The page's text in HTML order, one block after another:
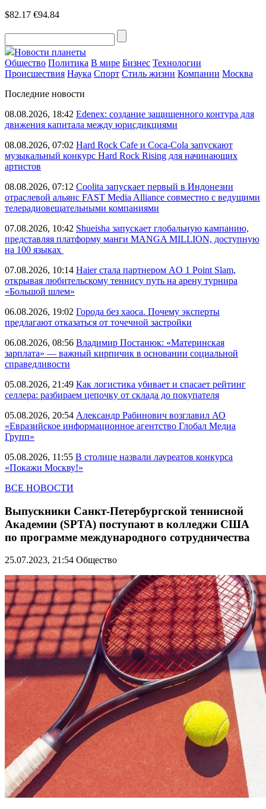
$82.17 €94.84
Новости планеты
Общество Политика В мире Бизнес Технологии
Происшествия Наука Спорт Стиль жизни Компании Москва
Последние новости
08.08.2026, 18:42 Edenex: создание защищенного контура для
движения капитала между юрисдикциями
08.08.2026, 07:02 Hard Rock Cafe и Coca-Cola запускают
музыкальный конкурс Hard Rock Rising для начинающих
артистов
08.08.2026, 07:12 Coolita запускает первый в Индонезии
отраслевой альянс FAST Media Alliance совместно с ведущими
телерадиовещательными компаниями
07.08.2026, 10:42 Shueisha запускает глобальную кампанию,
представляя платформу манги MANGA MILLION, доступную
на 100 языках
07.08.2026, 10:14 Haier стала партнером AO 1 Point Slam,
открывая любительскому теннису путь на арену турнира
«Большой шлем»
06.08.2026, 19:02 Города без хаоса. Почему эксперты
предлагают отказаться от точечной застройки
06.08.2026, 08:56 Владимир Постанюк: «Материнская
зарплата» — важный кирпичик в основании социальной
справедливости
05.08.2026, 21:49 Как логистика убивает и спасает рейтинг
селлера: разбираем цепочку от склада до покупателя
05.08.2026, 20:54 Александр Рабинович возглавил АО
«Евразийское информационное агентство Глобал Медиа
Групп»
05.08.2026, 11:55 В столице назвали лауреатов конкурса
«Покажи Москву!»
ВСЕ НОВОСТИ
Выпускники Санкт-Петербургской теннисной
Академии (SPTA) поступают в колледжи США
по программе международного сотрудничества
25.07.2023, 21:54 Общество